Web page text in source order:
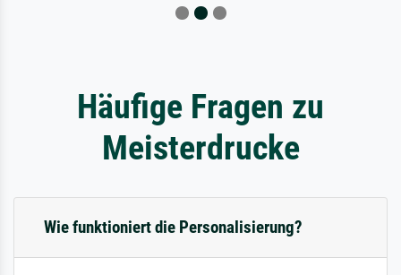
Häufige Fragen zu
Meisterdrucke
Wie funktioniert die Personalisierung?